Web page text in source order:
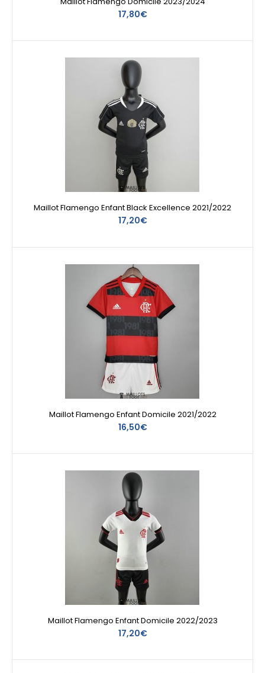
17,80€
Maillot Flamengo Enfant Black Excellence 2021/2022
17,20€
Maillot Flamengo Enfant Domicile 2021/2022
16,50€
Maillot Flamengo Enfant Domicile 2022/2023
17,20€